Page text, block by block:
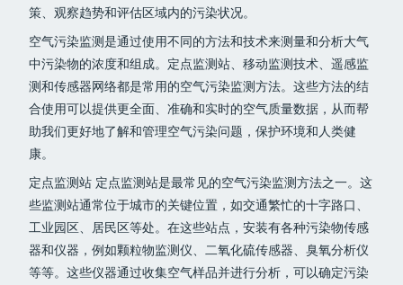
策、观察趋势和评估区域内的污染状况。
空气污染监测是通过使用不同的方法和技术来测量和分析大气
中污染物的浓度和组成。定点监测站、移动监测技术、遥感监
测和传感器网络都是常用的空气污染监测方法。这些方法的结
合使用可以提供更全面、准确和实时的空气质量数据，从而帮
助我们更好地了解和管理空气污染问题，保护环境和人类健
康。
定点监测站 定点监测站是最常见的空气污染监测方法之一。这
些监测站通常位于城市的关键位置，如交通繁忙的十字路口、
工业园区、居民区等处。在这些站点，安装有各种污染物传感
器和仪器，例如颗粒物监测仪、二氧化硫传感器、臭氧分析仪
等等。这些仪器通过收集空气样品并进行分析，可以确定污染